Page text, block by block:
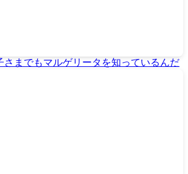
さまでもマルゲリータを知っているんだ